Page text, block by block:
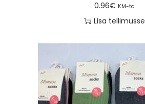
0.96€ KM-ta
Lisa tellimusse